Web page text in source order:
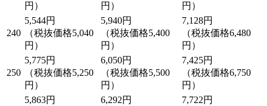
円）
円）
円）
240
5,544円
（税抜価格5,040
円）
5,940円
（税抜価格5,400
円）
7,128円
（税抜価格6,480
円）
250
5,775円
（税抜価格5,250
円）
6,050円
（税抜価格5,500
円）
7,425円
（税抜価格6,750
円）
5,863円
6,292円
7,722円